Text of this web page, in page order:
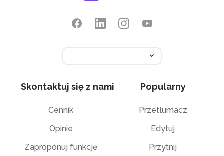
Skontaktuj się z nami
Cennik
Opinie
Zaproponuj funkcję
Popularny
Przetłumacz
Edytuj
Przytnij